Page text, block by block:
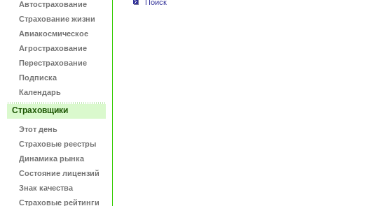
Автострахование
Страхование жизни
Авиакосмическое
Агрострахование
Перестрахование
Подписка
Календарь
Страховщики
Этот день
Страховые реестры
Динамика рынка
Состояние лицензий
Знак качества
Страховые рейтинги
Поиск